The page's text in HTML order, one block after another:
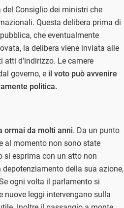
del Consiglio dei ministri che
Questa delibera prima di
che eventualmente
la delibera viene inviata alle
atti d’indirizzo. Le camere
governo, e il voto può avvenire
politica.
ormai da molti anni. Da un punto
al momento non sono state
si esprima con un atto non
della sua azione,
ogni volta il parlamento si
nuove leggi intervengano sulla